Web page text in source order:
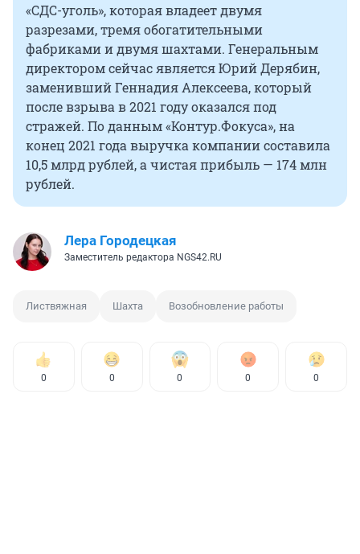
«СДС-уголь», которая владеет двумя
разрезами, тремя обогатительными
фабриками и двумя шахтами. Генеральным
директором сейчас является Юрий Дерябин,
заменивший Геннадия Алексеева, который
после взрыва в 2021 году оказался под
стражей. По данным «Контур.Фокуса», на
конец 2021 года выручка компании составила
10,5 млрд рублей, а чистая прибыль — 174 млн
рублей.
Лера Городецкая
Заместитель редактора NGS42.RU
Листвяжная Шахта Возобновление работы
0 0 0 0 0